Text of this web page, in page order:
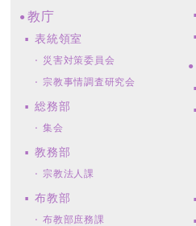
教庁
表統領室
災害対策委員会
宗教事情調査研究会
総務部
集会
教務部
宗教法人課
布教部
布教部庶務課